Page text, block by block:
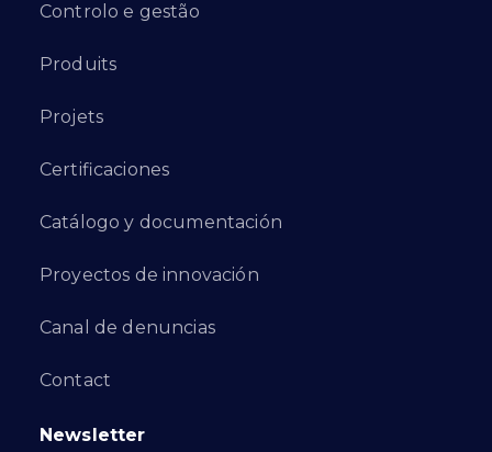
Controlo e gestão
Produits
Projets
Certificaciones
Catálogo y documentación
Proyectos de innovación
Canal de denuncias
Contact
Newsletter